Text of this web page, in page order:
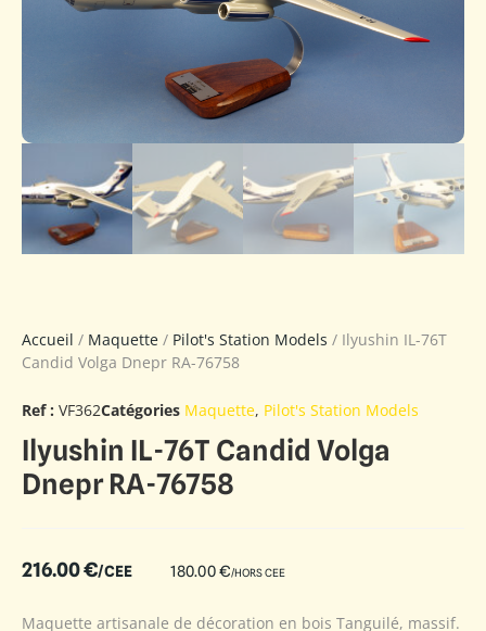
Accueil / Maquette / Pilot's Station Models / Ilyushin IL-76T
Candid Volga Dnepr RA-76758
Ref : VF362Catégories Maquette, Pilot's Station Models
Ilyushin IL-76T Candid Volga
Dnepr RA-76758
216.00€/CEE 180.00€/HORS CEE
Maquette artisanale de décoration en bois Tanguilé, massif.